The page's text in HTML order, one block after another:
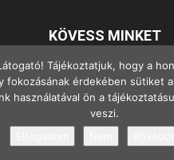
KÖVESS MINKET
© Copyright - 2022 Minden jog
Tájékoztatjuk, hogy a
fokozásának érdekében sütiket
használatával ön a
veszi.